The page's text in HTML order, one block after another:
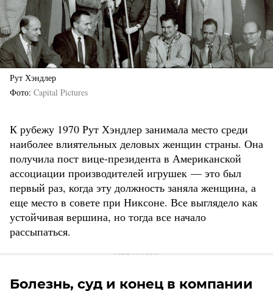
Рут Хэндлер
Фото Capital Pictures
К рубежу 1970 Рут Хэндлер занимала место среди
наиболее влиятельных деловых женщин страны. Она
получила пост вице-президента в Американской
ассоциации производителей игрушек — это был
первый раз, когда эту должность заняла женщина, а
еще место в совете при Никсоне. Все выглядело как
устойчивая вершина, но тогда все начало
рассыпаться.
Болезнь, суд и конец в компании